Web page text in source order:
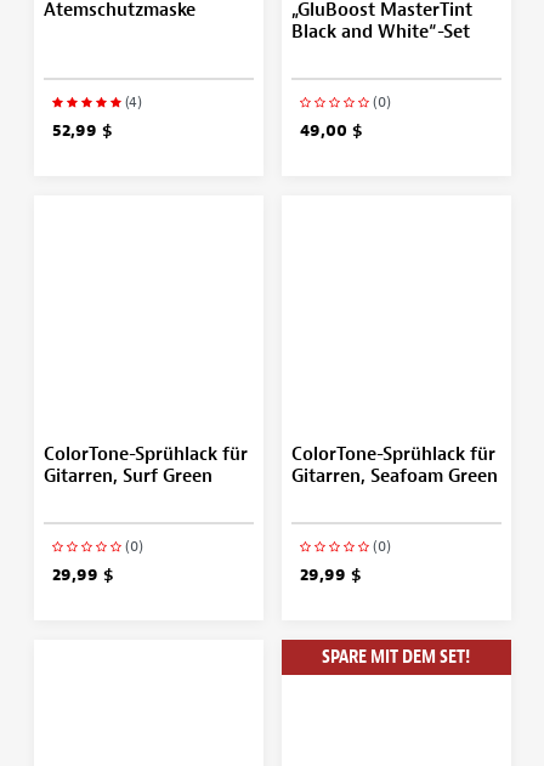
Atemschutzmaske
(4)
52,99 $
„GluBoost MasterTint
Black and White“-Set
(0)
49,00 $
ColorTone-Sprühlack für
Gitarren, Surf Green
(0)
29,99 $
ColorTone-Sprühlack für
Gitarren, Seafoam Green
(0)
29,99 $
SPARE MIT DEM SET!